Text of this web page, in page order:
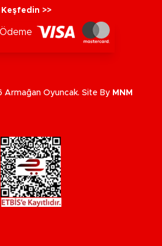
Keşfedin >>
Oyuncak. Site By MNM